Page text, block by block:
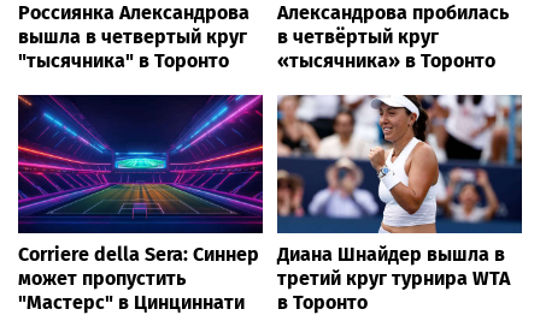
Россиянка Александрова
вышла в четвертый круг
"тысячника" в Торонто
Александрова пробилась
в четвёртый круг
«тысячника» в Торонто
Corriere della Sera: Синнер
может пропустить
"Мастерс" в Цинциннати
Диана Шнайдер вышла в
третий круг турнира WTA
в Торонто